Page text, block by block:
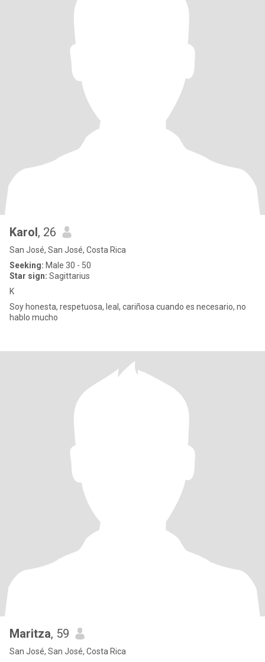
Karol, 26
San José, San José, Costa Rica
Seeking: Male 30 - 50
Star sign: Sagittarius
K
Soy honesta, respetuosa, leal, cariñosa cuando es necesario, no
hablo mucho
Maritza, 59
San José, San José, Costa Rica